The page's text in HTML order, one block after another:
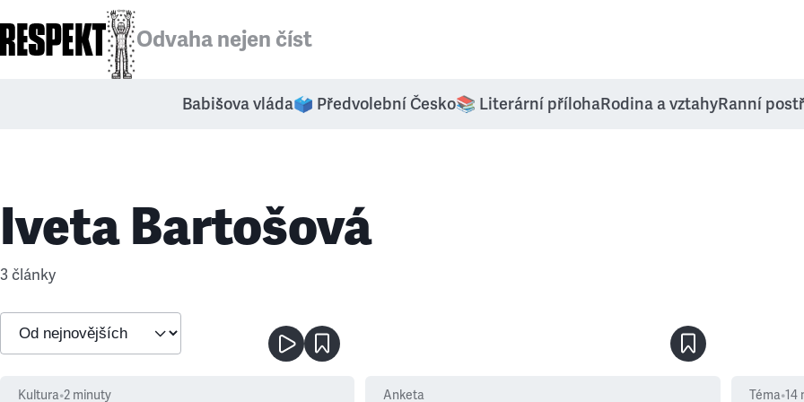
Odvaha nejen číst
Babišova vláda🗳️ Předvolební Česko📚 Literární přílohaRodina a vztahyRanní
Iveta Bartošová
3 články
Kultura•2 minuty Anketa Téma•14